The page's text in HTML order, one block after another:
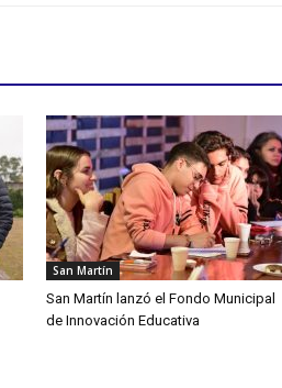
San Martín
San Martín lanzó el Fondo Municipal
de Innovación Educativa